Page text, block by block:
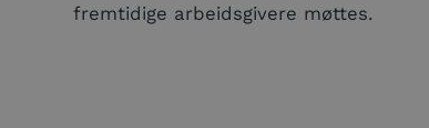
fremtidige arbeidsgivere møttes.